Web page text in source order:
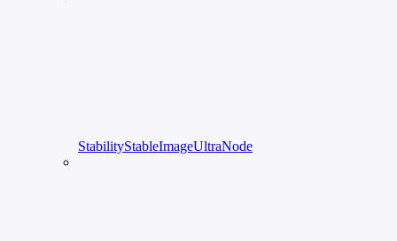
StabilityStableImageUltraNode